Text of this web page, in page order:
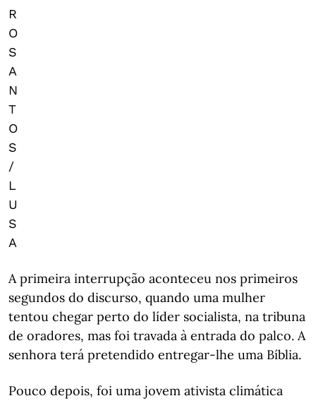
R
O
S
A
N
T
O
S
/
L
U
S
A
A primeira interrupção aconteceu nos primeiros
segundos do discurso, quando uma mulher
tentou chegar perto do líder socialista, na tribuna
de oradores, mas foi travada à entrada do palco. A
senhora terá pretendido entregar-lhe uma Bíblia.
Pouco depois, foi uma jovem ativista climática